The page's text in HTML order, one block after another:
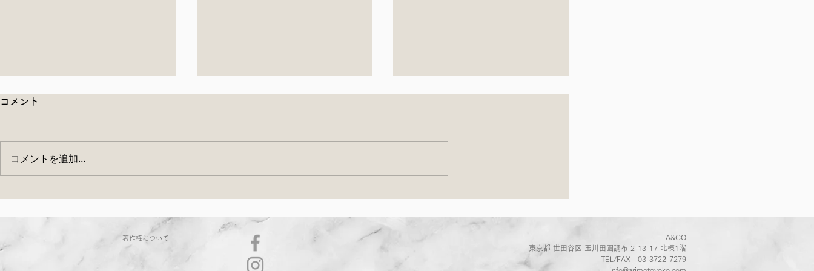
暑い夏を乗り切る「うちの定
番サラダ」、明日YouTubeラ
ぬか床ワークショップのご案
6月13日（土）イタリア惣菜
ランチの会 ＆ コーヒー屋さ
コメント
コメントを追加…
著作権について
A&CO
東京都 世田谷区 玉川田園調布 2-13-17 北棟1階
TEL/FAX 03-3722-7279